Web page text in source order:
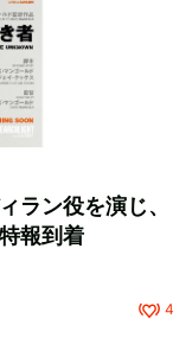
ラン役を演じ、
報到着
4